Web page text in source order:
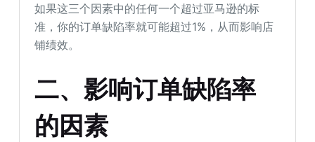
如果这三个因素中的任何一个超过亚马逊的标
准，你的订单缺陷率就可能超过1%，从而影响店
铺绩效。
二、影响订单缺陷率
的因素